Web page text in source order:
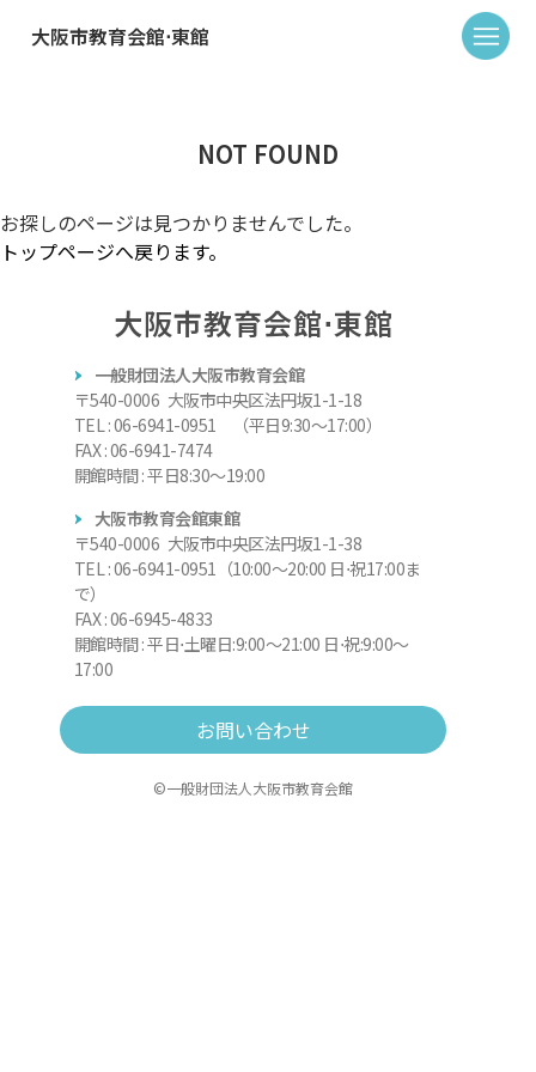
大阪市教育会館⋅東館
NOT FOUND
お探しのページは見つかりませんでした。
トップページへ戻ります。
大阪市教育会館⋅東館
一般財団法人大阪市教育会館
〒540-0006 大阪市中央区法円坂1-1-18
TEL : 06-6941-0951 （平日9:30～17:00）
FAX : 06-6941-7474
開館時間 : 平日8:30～19:00
大阪市教育会館東館
〒540-0006 大阪市中央区法円坂1-1-38
TEL : 06-6941-0951（10:00～20:00 日⋅祝17:00ま
で）
FAX : 06-6945-4833
開館時間 : 平日⋅土曜日:9:00～21:00 日⋅祝:9:00～
17:00
お問い合わせ
©一般財団法人大阪市教育会館